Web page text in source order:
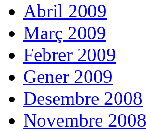
Abril 2009
Març 2009
Febrer 2009
Gener 2009
Desembre 2008
Novembre 2008